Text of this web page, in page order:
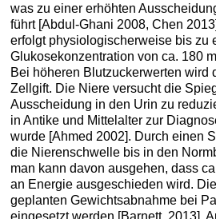
was zu einer erhöhten
führt [Abdul-Ghani 2008, Chen
erfolgt physiologischerweise bis zu
Glukosekonzentration von ca. 180
Bei höheren Blutzuckerwerten wird
Zellgift. Die Niere versucht die
Ausscheidung in den Urin zu
in Antike und Mittelalter zur
wurde [Ahmed 2002]. Durch einen
die Nierenschwelle bis in den
man kann davon ausgehen, dass
an Energie ausgeschieden wird.
geplanten Gewichtsabnahme bei
eingesetzt werden [Barnett, 2013].